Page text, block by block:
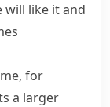
like it and
for
a larger